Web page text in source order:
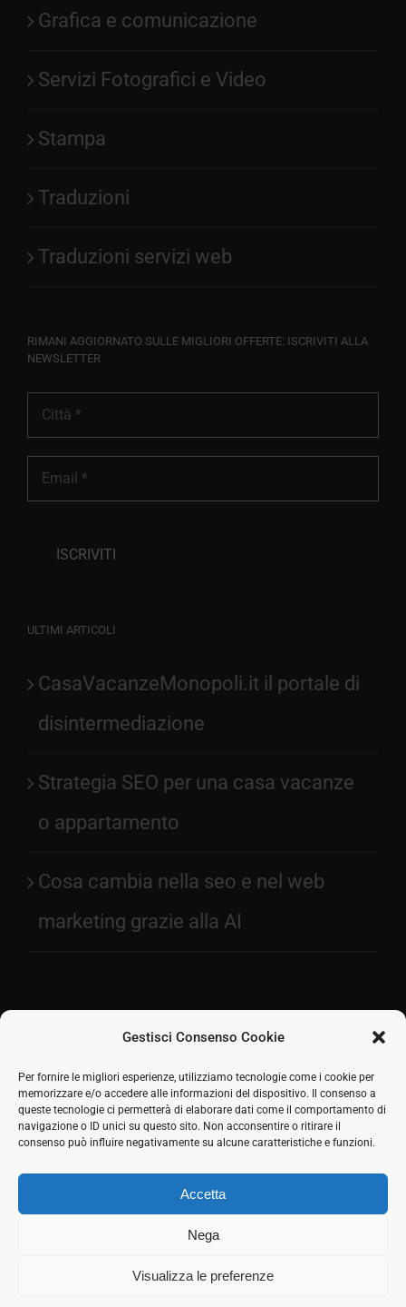
Gestisci Consenso Cookie
Per fornire le migliori esperienze, utilizziamo tecnologie come i cookie per
memorizzare e/o accedere alle informazioni del dispositivo. Il consenso a
queste tecnologie ci permetterà di elaborare dati come il comportamento di
navigazione o ID unici su questo sito. Non acconsentire o ritirare il
consenso può influire negativamente su alcune caratteristiche e funzioni.
Accetta
Nega
Visualizza le preferenze
Grafica e comunicazione
Servizi Fotografici e Video
Stampa
Traduzioni
Traduzioni servizi web
RIMANI AGGIORNATO SULLE MIGLIORI OFFERTE: ISCRIVITI ALLA
NEWSLETTER
ULTIMI ARTICOLI
CasaVacanzeMonopoli.it il portale di
disintermediazione
Strategia SEO per una casa vacanze
o appartamento
Cosa cambia nella seo e nel web
marketing grazie alla AI
2026 © SH Web s.r.l. Via Tre Settembre, 11 47891
Dogana (RSM) | Tel:0549 941579Cell. 339 125 8380 |
COE SM21512
Seguici sui social
Facebook
Twitter
LinkedIn